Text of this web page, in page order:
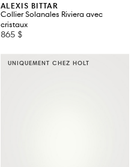
ALEXIS BITTAR
Collier Solanales Riviera avec
cristaux
865 $
UNIQUEMENT CHEZ HOLT